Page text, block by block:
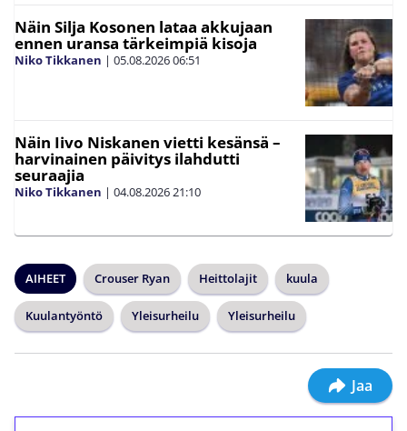
Näin Silja Kosonen lataa akkujaan
ennen uransa tärkeimpiä kisoja
Niko Tikkanen | 05.08.202606:51
Näin Iivo Niskanen vietti kesänsä –
harvinainen päivitys ilahdutti
seuraajia
Niko Tikkanen | 04.08.202621:10
AIHEET Crouser Ryan Heittolajit kuula
Kuulantyöntö Yleisurheilu Yleisurheilu
Jaa